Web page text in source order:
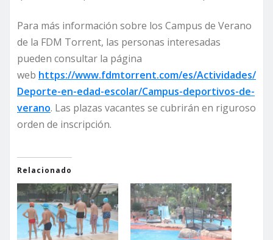
Para más información sobre los Campus de Verano
de la FDM Torrent, las personas interesadas
pueden consultar la página
web https://www.fdmtorrent.com/es/Actividades/
Deporte-en-edad-escolar/Campus-deportivos-de-
verano. Las plazas vacantes se cubrirán en riguroso
orden de inscripción.
Relacionado